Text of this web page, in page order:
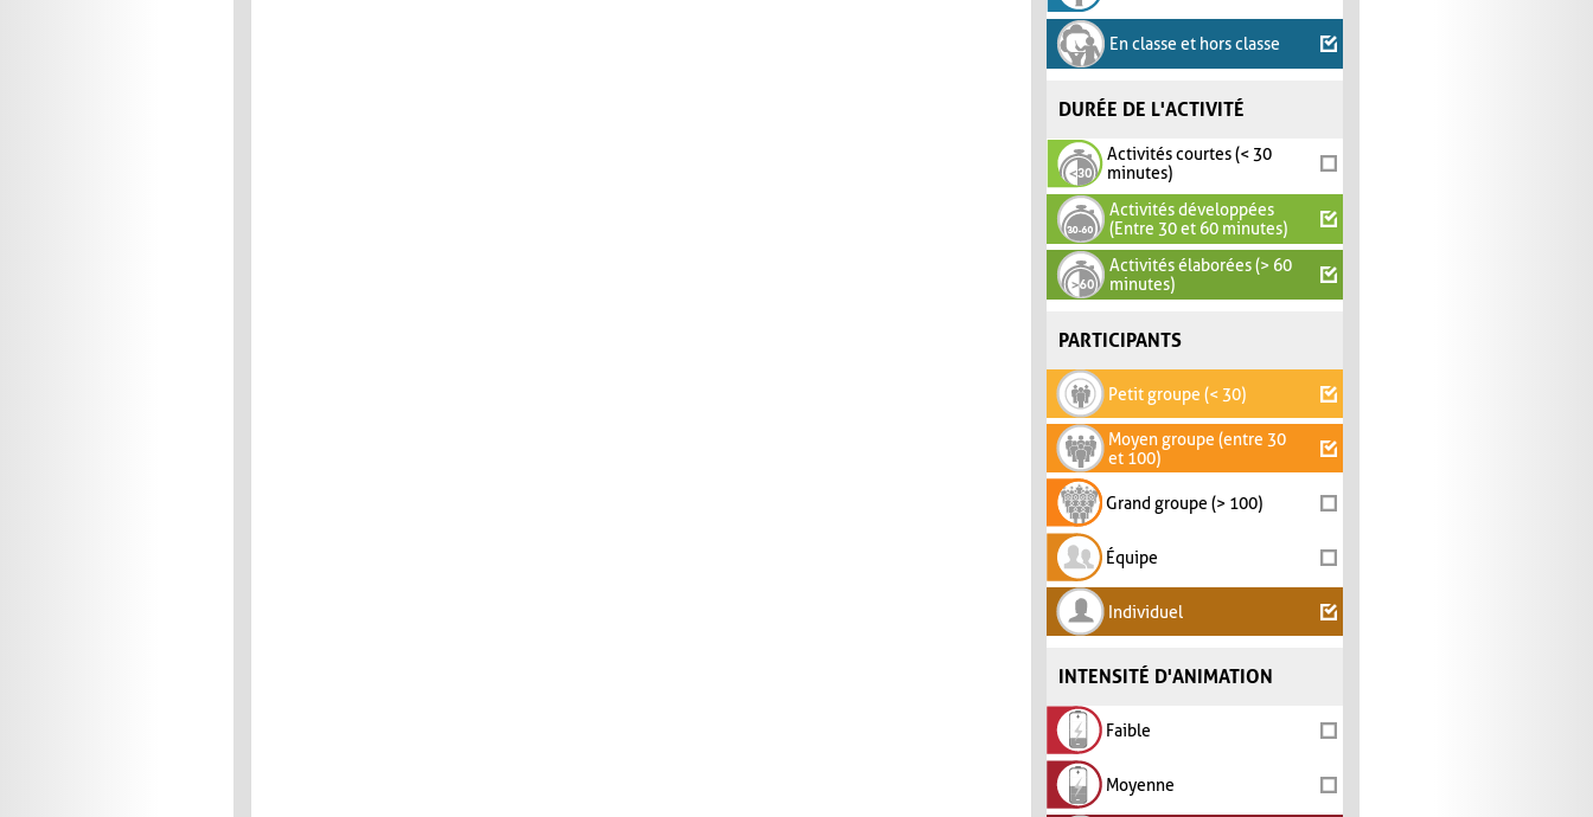
En classe et hors classe
DURÉE DE L'ACTIVITÉ
Activités courtes (< 30
minutes)
Activités développées
(Entre 30 et 60 minutes)
Activités élaborées (> 60
minutes)
PARTICIPANTS
Petit groupe (< 30)
Moyen groupe (entre 30
et 100)
Grand groupe (> 100)
Équipe
Individuel
INTENSITÉ D'ANIMATION
Faible
Moyenne